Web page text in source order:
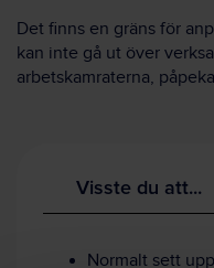
Det finns en gräns för
kan inte gå ut över
arbetskamraterna,
Visste du att...
Normalt sett